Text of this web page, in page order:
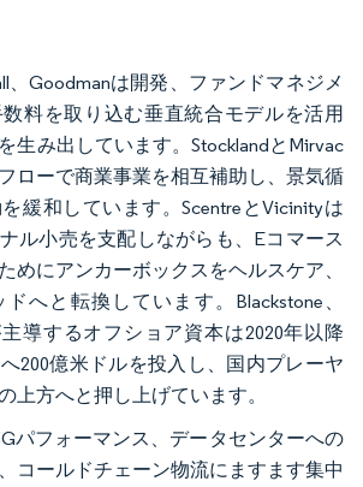
、Goodmanは開発、ファンドマネジメ
料を取り込む垂直統合モデルを活用
生み出しています。StocklandとMirvac
ローで商業事業を相互補助し、景気循
緩和しています。ScentreとVicinityは
ル小売を支配しながらも、Eコマース
めにアンカーボックスをヘルスケア、
へと転換しています。Blackstone、
導するオフショア資本は2020年以降
200億米ドルを投入し、国内プレーヤ
上方へと押し上げています。
パフォーマンス、データセンターへの
コールドチェーン物流にますます集中